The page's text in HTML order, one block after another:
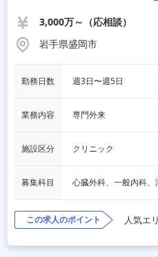
3,000万～（応相談）
岩手県盛岡市
勤務日数 週3日〜週5日
業務内容 専門外来
施設区分 クリニック
募集科目
この求人のポイント 人気エ